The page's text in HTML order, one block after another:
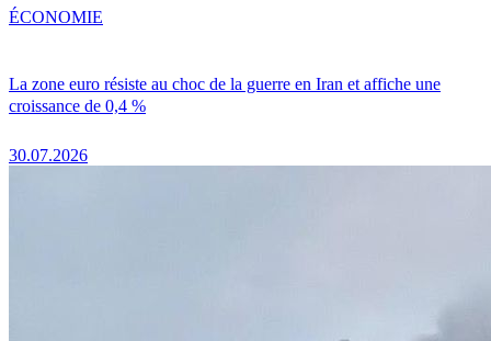
La zone euro résiste au choc de la guerre en Iran et affiche une
croissance de 0,4 %
30.07.2026
ÉCONOMIE